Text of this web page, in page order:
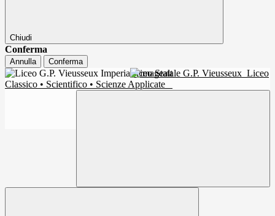
Chiudi
Conferma
Annulla Conferma
Liceo Statale G.P. Vieusseux Liceo
Classico • Scientifico • Scienze Applicate